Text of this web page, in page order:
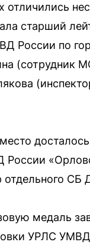
старший
России по
отдельного
медаль
УРЛС